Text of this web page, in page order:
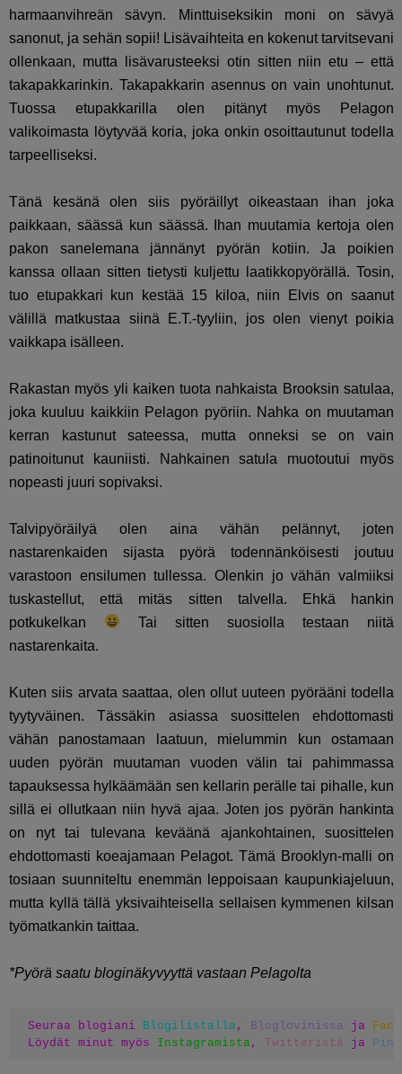
harmaanvihreän sävyn. Minttuiseksikin moni on sävyä
sanonut, ja sehän sopii! Lisävaihteita en kokenut tarvitsevani
ollenkaan, mutta lisävarusteeksi otin sitten niin etu – että
takapakkarinkin. Takapakkarin asennus on vain unohtunut.
Tuossa etupakkarilla olen pitänyt myös Pelagon
valikoimasta löytyvää koria, joka onkin osoittautunut todella
tarpeelliseksi.
Tänä kesänä olen siis pyöräillyt oikeastaan ihan joka
paikkaan, säässä kun säässä. Ihan muutamia kertoja olen
pakon sanelemana jännänyt pyörän kotiin. Ja poikien
kanssa ollaan sitten tietysti kuljettu laatikkopyörällä. Tosin,
tuo etupakkari kun kestää 15 kiloa, niin Elvis on saanut
välillä matkustaa siinä E.T.-tyyliin, jos olen vienyt poikia
vaikkapa isälleen.
Rakastan myös yli kaiken tuota nahkaista Brooksin satulaa,
joka kuuluu kaikkiin Pelagon pyöriin. Nahka on muutaman
kerran kastunut sateessa, mutta onneksi se on vain
patinoitunut kauniisti. Nahkainen satula muotoutui myös
nopeasti juuri sopivaksi.
Talvipyöräilyä olen aina vähän pelännyt, joten
nastarenkaiden sijasta pyörä todennänköisesti joutuu
varastoon ensilumen tullessa. Olenkin jo vähän valmiiksi
tuskastellut, että mitäs sitten talvella. Ehkä hankin
potkukelkan
Tai sitten suosiolla testaan niitä
nastarenkaita.
Kuten siis arvata saattaa, olen ollut uuteen pyörääni todella
tyytyväinen. Tässäkin asiassa suosittelen ehdottomasti
vähän panostamaan laatuun, mielummin kun ostamaan
uuden pyörän muutaman vuoden välin tai pahimmassa
tapauksessa hylkäämään sen kellarin perälle tai pihalle, kun
sillä ei ollutkaan niin hyvä ajaa. Joten jos pyörän hankinta
on nyt tai tulevana keväänä ajankohtainen, suosittelen
ehdottomasti koeajamaan Pelagot. Tämä Brooklyn-malli on
tosiaan suunniteltu enemmän leppoisaan kaupunkiajeluun,
mutta kyllä tällä yksivaihteisella sellaisen kymmenen kilsan
työmatkankin taittaa.
*Pyörä saatu bloginäkyvyyttä vastaan Pelagolta
Seuraa blogiani Blogilistalla, Bloglovinissa ja
Löydät minut myös Instagramista, Twitteristä ja